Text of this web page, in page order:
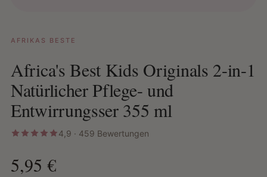
AFRIKAS BESTE
Africa's Best Kids Originals 2-in-1
Natürlicher Pflege- und
Entwirrungsser 355 ml
4,9 · 459 Bewertungen
5,95 €